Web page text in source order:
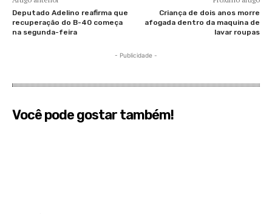
Deputado Adelino reafirma que
recuperação do B-40 começa
na segunda-feira
Criança de dois anos morre
afogada dentro da maquina de
lavar roupas
- Publicidade -
Você pode gostar também!